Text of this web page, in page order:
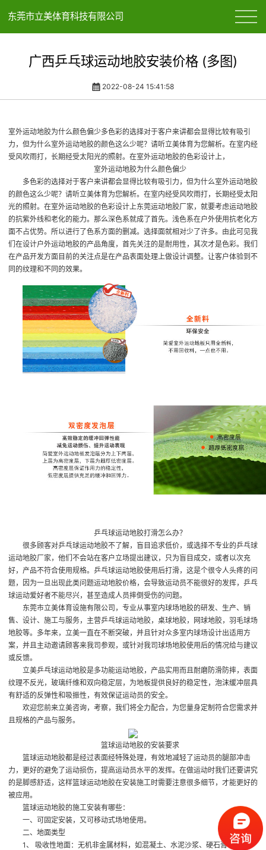
东莞市立美体育科技有限公司
广西乒乓球运动地胶安装价格 (多图)
2022-08-24 15:41:58
室外运动地胶为什么颜色偏少多色彩的选择对于客户来讲都会显得比较有吸引
力，但为什么室外运动地胶的颜色这么少呢？请听立美体育为您解析。在室内经
受风吹雨打，长期经受太阳光的照射。在室外运动地胶的色彩设计上，
室外运动地胶为什么颜色偏少
多色彩的选择对于客户来讲都会显得比较有吸引力，但为什么室外运动地胶
的颜色这么少呢？请听立美体育为您解析。在室内经受风吹雨打，长期经受太阳
光的照射。在室外运动地胶的色彩设计上东莞运动地胶厂家 ，就要考虑运动地胶
的抗紫外线和老化的能力。那么深色系就成了首先。浅色系在户外使用抗老化方
面不占优势。所以进行了色系方面的删减。选择面就相对少了许多。由此可见我
们在设计户外运动地胶的产品角度，首先关注的是耐用性，其次才是色彩。我们
在产品开发方面目前的关注点是在产品表面处理上做设计调整。让客户体验到不
同的纹理和不同的效果。
乒乓球运动地胶打滑怎么办？
很多顾客对乒乓球运动地胶不了解，盲目追求低价，或选择不专业的乒乓球
运动地胶厂家，他们不会站在客户立场提出建议，只为盲目成交，或者以次充
好，产品不符合使用规格。乒乓球运动地胶使用后打滑，这是个很令人头疼的问
题，因为一旦出现此类问题运动地胶价格，会导致运动员不能很好的发挥，乒乓
球运动爱好者不能尽兴，甚至造成人员摔倒受伤的问题。
东莞市立美体育设施有限公司，专业从事室内球场地胶的研发、生产、销
售、设计、施工与服务，主营乒乓球运动地胶，桌球地胶，网球地胶，羽毛球场
地胶等。多年来，立美一直在不断突破，并且针对众多室内球场设计出适用方
案，并且主动邀请顾客来我司参观，或针对我司球场地胶使用后的情况给与建议
或反馈。
立美乒乓球运动地胶是多功能运动地胶，产品实用而且耐磨防滑防摔，表面
纹理不反光，玻璃纤维和双向稳定层，为地板提供良好的稳定性，泡沫缓冲层具
有舒适的反弹性和吸振性，有效保证运动员的安全。
欢迎您前来立美咨询，考察，我们将全力配合，为您量身定制符合您需求并
且规格的产品与服务。
篮球运动地胶的安装要求
篮球运动地胶都是经过表面经特殊处理，有效地减轻了运动员的腿部冲击
力，更好的避免了运动损伤，提高运动员水平的发挥。在做运动时我们还要讲究
的是脚感舒适，这样篮球运动地胶在安装施工时需要注意很多细节，才能更好的
被应用。
篮球运动地胶的施工安装有哪些：
一、可固定安装，又可移动式场地使用。
二、地面类型
1、 吸收性地面：无机非金属材料，如混凝土、水泥沙浆、硬石膏等；